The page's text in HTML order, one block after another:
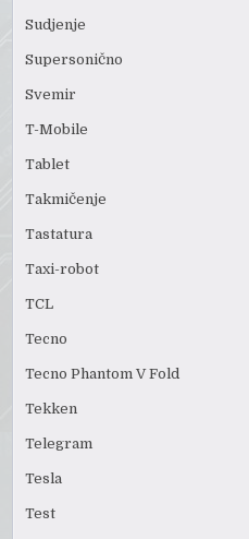
Sudjenje
Supersonično
Svemir
T-Mobile
Tablet
Takmičenje
Tastatura
Taxi-robot
TCL
Tecno
Tecno Phantom V Fold
Tekken
Telegram
Tesla
Test